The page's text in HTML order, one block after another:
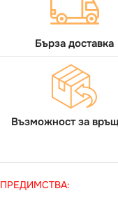
Бърза доставка
Възможност за
ПРЕДИМСТВА: